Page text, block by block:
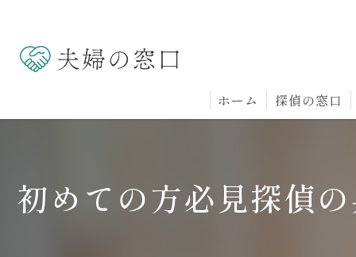
ホーム 探偵の窓口
初めての方必見探偵